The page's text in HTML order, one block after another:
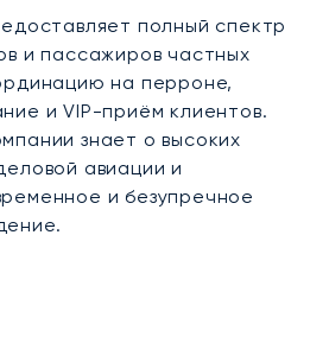
полный спектр
и пассажиров частных
на перроне,
и VIP-приём клиентов.
знает о высоких
авиации и
и безупречное